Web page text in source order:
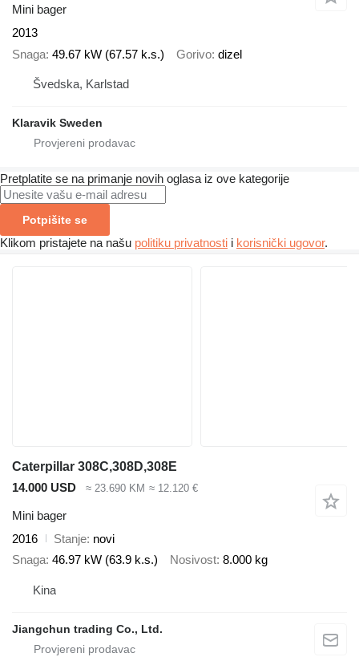
Mini bager
2013
Snaga 49.67 kW (67.57 k.s.) Gorivo dizel
Švedska, Karlstad
Klaravik Sweden
Pretplatite se na primanje novih oglasa iz ove kategorije
Potpišite se
Klikom pristajete na našu politiku privatnosti i korisnički ugovor.
Caterpillar 308C,308D,308E
14.000 USD
≈ 23.690 KM ≈ 12.120 €
Mini bager
2016
Stanje novi
Snaga 46.97 kW (63.9 k.s.) Nosivost 8.000 kg
Kina
Jiangchun trading Co., Ltd.